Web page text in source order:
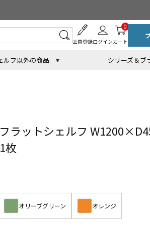
会員登録ログインカート
0
ルフ以外の商品 シリーズ＆ブ
ラットシェルフ
枚
オリーブグリーン オレンジ